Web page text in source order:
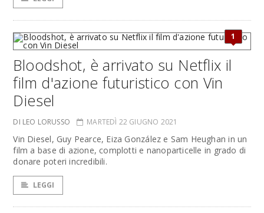
1
Bloodshot, è arrivato su Netflix il
film d'azione futuristico con Vin
Diesel
DI LEO LORUSSO MARTEDÌ 22 GIUGNO 2021
Vin Diesel, Guy Pearce, Eiza González e Sam Heughan in un
film a base di azione, complotti e nanoparticelle in grado di
donare poteri incredibili.
LEGGI